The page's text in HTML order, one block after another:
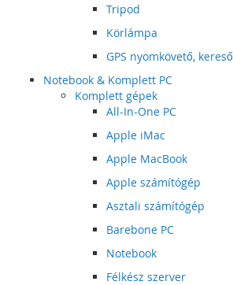
Tripod
Körlámpa
GPS nyomkövető, kereső
Notebook & Komplett PC
Komplett gépek
All-In-One PC
Apple iMac
Apple MacBook
Apple számítógép
Asztali számítógép
Barebone PC
Notebook
Félkész szerver